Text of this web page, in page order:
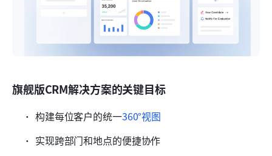
旗舰版CRM解决方案的关键目标
构建每位客户的统一360°视图
实现跨部门和地点的便捷协作